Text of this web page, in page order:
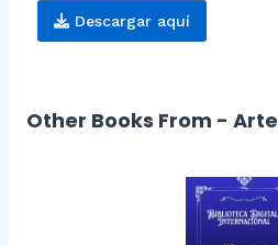
Descargar aquí
Other Books From - Arte